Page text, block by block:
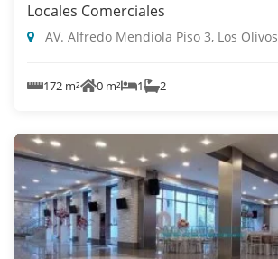
Locales Comerciales
AV. Alfredo Mendiola Piso 3, Los Olivos
172 m² 0 m² 1 2